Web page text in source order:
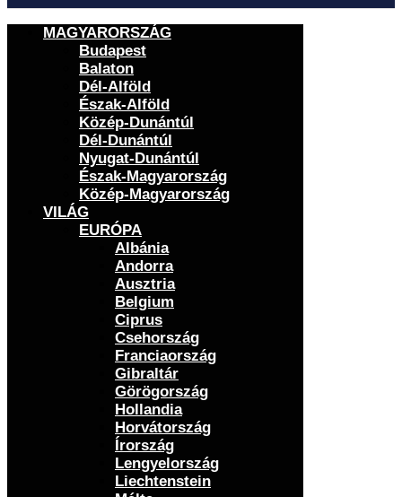
MAGYARORSZÁG
Budapest
Balaton
Dél-Alföld
Észak-Alföld
Közép-Dunántúl
Dél-Dunántúl
Nyugat-Dunántúl
Észak-Magyarország
Közép-Magyarország
VILÁG
EURÓPA
Albánia
Andorra
Ausztria
Belgium
Ciprus
Csehország
Franciaország
Gibraltár
Görögország
Hollandia
Horvátország
Írország
Lengyelország
Liechtenstein